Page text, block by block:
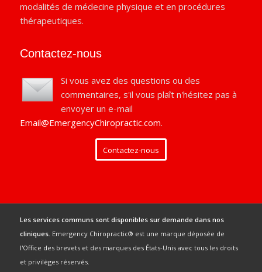
modalités de médecine physique et en procédures
thérapeutiques.
Contactez-nous
Si vous avez des questions ou des
commentaires, s'il vous plaît n'hésitez pas à
envoyer un e-mail
Email@EmergencyChiropractic.com.
Contactez-nous
Les services communs sont disponibles sur demande dans nos
cliniques. Emergency Chiropractic® est une marque déposée de
l'Office des brevets et des marques des États-Unis avec tous les droits
et privilèges réservés.